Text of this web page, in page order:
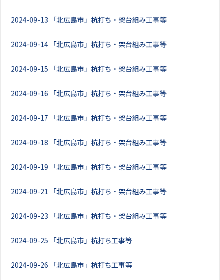
2024-09-13 「北広島市」杭打ち・架台組み工事等
2024-09-14 「北広島市」杭打ち・架台組み工事等
2024-09-15 「北広島市」杭打ち・架台組み工事等
2024-09-16 「北広島市」杭打ち・架台組み工事等
2024-09-17 「北広島市」杭打ち・架台組み工事等
2024-09-18 「北広島市」杭打ち・架台組み工事等
2024-09-19 「北広島市」杭打ち・架台組み工事等
2024-09-21 「北広島市」杭打ち・架台組み工事等
2024-09-23 「北広島市」杭打ち・架台組み工事等
2024-09-25 「北広島市」杭打ち工事等
2024-09-26 「北広島市」杭打ち工事等